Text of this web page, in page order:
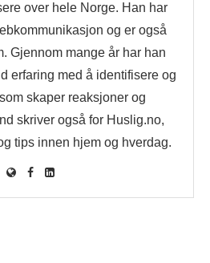
over hele Norge. Han har
og er også
Gjennom mange år har han
erfaring med å identifisere og
skaper reaksjoner og
skriver også for Huslig.no,
tips innen hjem og hverdag.